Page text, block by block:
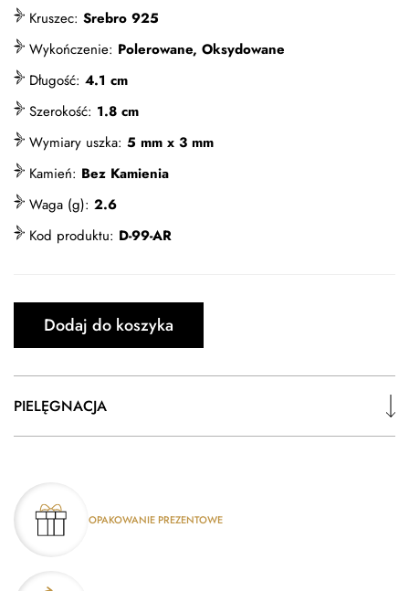
Kruszec: Srebro 925
Wykończenie: Polerowane, Oksydowane
Długość: 4.1 cm
Szerokość: 1.8 cm
Wymiary uszka: 5 mm x 3 mm
Kamień: Bez Kamienia
Waga (g): 2.6
Kod produktu: D-99-AR
Dodaj do koszyka
PIELĘGNACJA
OPAKOWANIE PREZENTOWE